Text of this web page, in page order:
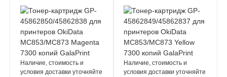
Наличие, стоимость и
условия доставки уточняйте
Наличие, стоимость и
условия доставки уточняйте